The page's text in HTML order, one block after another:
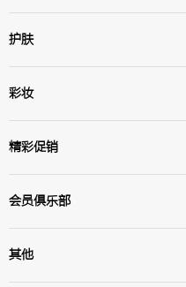
护肤
彩妆
精彩促销
会员俱乐部
其他